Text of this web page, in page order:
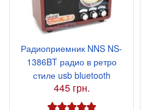
Радиоприемник NNS NS-
1386BT радио в ретро
стиле usb bluetooth
445 грн.